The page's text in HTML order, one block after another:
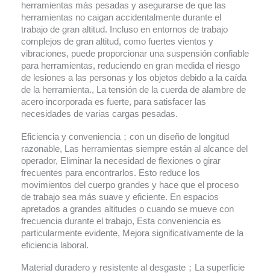
herramientas más pesadas y asegurarse de que las
herramientas no caigan accidentalmente durante el
trabajo de gran altitud. Incluso en entornos de trabajo
complejos de gran altitud, como fuertes vientos y
vibraciones, puede proporcionar una suspensión confiable
para herramientas, reduciendo en gran medida el riesgo
de lesiones a las personas y los objetos debido a la caída
de la herramienta., La tensión de la cuerda de alambre de
acero incorporada es fuerte, para satisfacer las
necesidades de varias cargas pesadas.
Eficiencia y conveniencia；con un diseño de longitud
razonable, Las herramientas siempre están al alcance del
operador, Eliminar la necesidad de flexiones o girar
frecuentes para encontrarlos. Esto reduce los
movimientos del cuerpo grandes y hace que el proceso
de trabajo sea más suave y eficiente. En espacios
apretados a grandes altitudes o cuando se mueve con
frecuencia durante el trabajo, Esta conveniencia es
particularmente evidente, Mejora significativamente de la
eficiencia laboral.
Material duradero y resistente al desgaste；La superficie